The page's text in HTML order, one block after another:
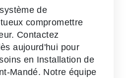
de
compromettre
Contactez
aujourd'hui pour
en Installation de
Mandé. Notre équipe